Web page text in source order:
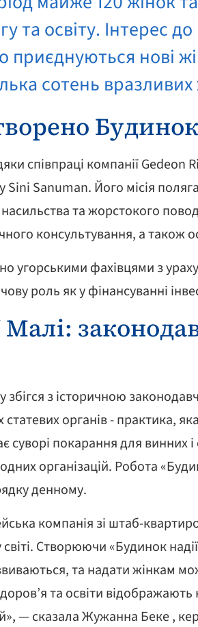
та освіту. Інтерес
приєднуються нові
сотень
Будинок
співпраці компанії
Sanuman. Його місія
насильства та жорстокого
консультування, а також
угорськими фахівцями з
роль як у фінансуванні
Малі:
з історичною
статевих органів - практика,
суворі покарання для винних
організацій. Робота
денному.
компанія зі штаб-
Створюючи «Будинок
та надати жінкам
та освіти
— сказала Жужанна Беке ,